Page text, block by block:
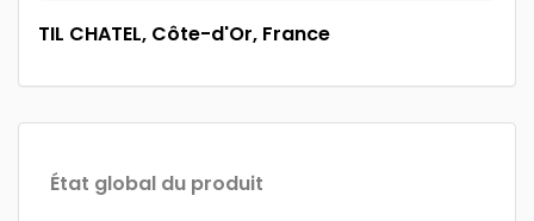
TIL CHATEL, Côte-d'Or, France
État global du produit